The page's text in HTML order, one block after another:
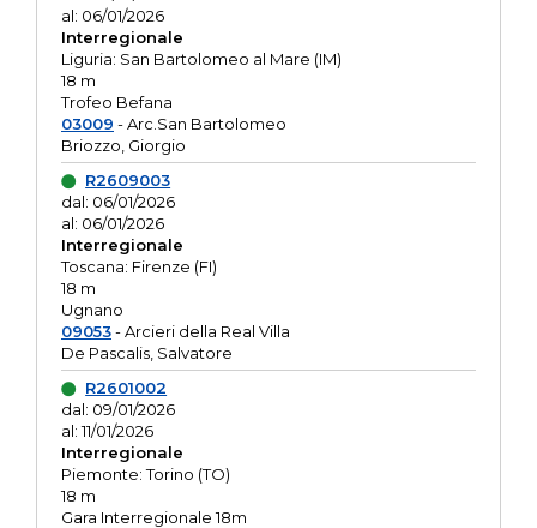
al: 06/01/2026
Interregionale
Liguria: San Bartolomeo al Mare (IM)
18 m
Trofeo Befana
03009 - Arc.San Bartolomeo
Briozzo, Giorgio
R2609003
dal: 06/01/2026
al: 06/01/2026
Interregionale
Toscana: Firenze (FI)
18 m
Ugnano
09053- Arcieri della Real Villa
De Pascalis, Salvatore
R2601002
dal: 09/01/2026
al: 11/01/2026
Interregionale
Piemonte: Torino (TO)
18 m
Gara Interregionale 18m